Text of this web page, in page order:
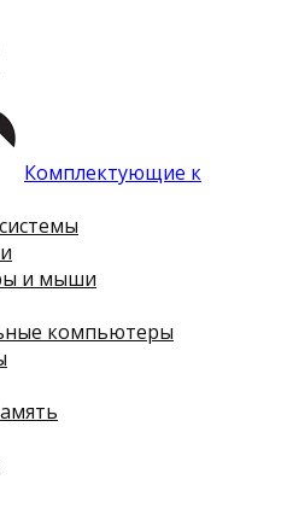
Комплектующие к
и мыши
компьютеры